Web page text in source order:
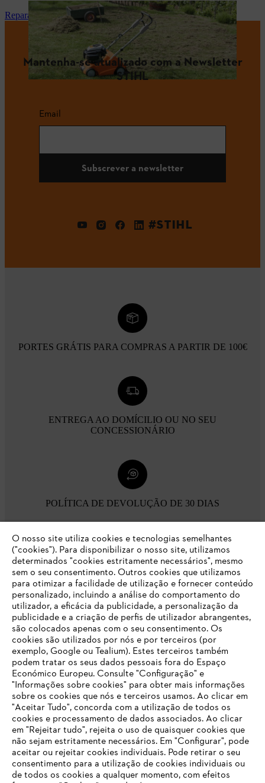
Reparação e manutenção
Mantenha-se atualizado com a Newsletter
STIHL
Email
Subscrever a newsletter
#STIHL
PORTES GRÁTIS PARA COMPRAS A PARTIR DE 100€
ENTREGA AO DOMÍCILIO OU NO SEU
CONCESSIONÁRIO
POLÍTICA DE DEVOLUÇÃO DE 30 DIAS
Opções de pagamento
Empresa
FAQs Loja Online
Contacto
O SEU NAVEGADOR NÃO SUPORTA
ESTE WEBSITE
Está utilizar um navegador que ainda não suportamos. Para
obter o melhor uso de nosso site, recomendamos que altere
para um dos seguintes navegadores:
O nosso site utiliza cookies e tecnologias semelhantes
("cookies"). Para disponibilizar o nosso site, utilizamos
determinados "cookies estritamente necessários", mesmo
sem o seu consentimento. Outros cookies que utilizamos
para otimizar a facilidade de utilização e fornecer conteúdo
personalizado, incluindo a análise do comportamento do
utilizador, a eficácia da publicidade, a personalização da
publicidade e a criação de perfis de utilizador abrangentes,
são colocados apenas com o seu consentimento. Os
cookies são utilizados por nós e por terceiros (por
exemplo, Google ou Tealium). Estes terceiros também
podem tratar os seus dados pessoais fora do Espaço
Económico Europeu. Consulte "Configuração" e
"Informações sobre cookies" para obter mais informações
sobre os cookies que nós e terceiros usamos. Ao clicar em
"Aceitar Tudo", concorda com a utilização de todos os
cookies e processamento de dados associados. Ao clicar
em "Rejeitar tudo", rejeita o uso de quaisquer cookies que
não sejam estritamente necessários. Em "Configurar", pode
aceitar ou rejeitar cookies individuais. Pode retirar o seu
consentimento para a utilização de cookies individuais ou
de todos os cookies a qualquer momento, com efeitos